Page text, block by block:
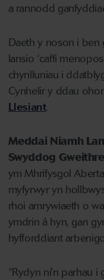
a rannodd
Daeth y noson i
lansio ‘caffi
chynlluniau i
Cynhelir y ddau
Llesiant.
Meddai Niamh
Swyddog
ym Mhrifysgol
myfyrwyr yn
rhoi amrywiaeth o
ymdrin â hyn, gan
hyfforddiant
“Rydyn ni'n parhau